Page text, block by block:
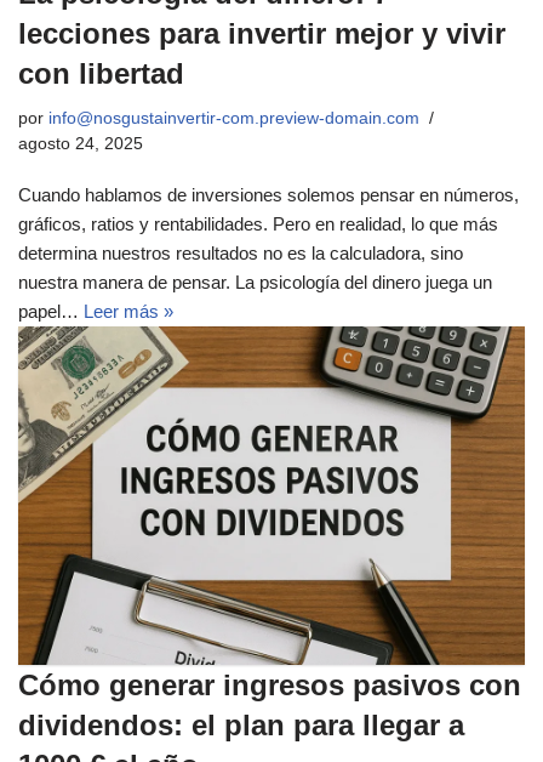
lecciones para invertir mejor y vivir
con libertad
por info@nosgustainvertir-com.preview-domain.com
agosto 24, 2025
Cuando hablamos de inversiones solemos pensar en números,
gráficos, ratios y rentabilidades. Pero en realidad, lo que más
determina nuestros resultados no es la calculadora, sino
nuestra manera de pensar. La psicología del dinero juega un
papel… Leer más »
Cómo generar ingresos pasivos con
dividendos: el plan para llegar a